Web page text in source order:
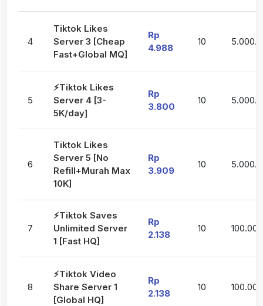
4
Tiktok Likes
Server 3 [Cheap
Fast+Global MQ]
Rp
4.988
10
5
⚡Tiktok Likes
Server 4 [3-
5K/day]
Rp
3.800
10
6
Tiktok Likes
Server 5 [No
Refill+Murah Max
10K]
Rp
3.909
10
7
⚡Tiktok Saves
Unlimited Server
1 [Fast HQ]
Rp
2.138
10 100.000
8
⚡Tiktok Video
Share Server 1
[Global HQ]
Rp
2.138
10 100.000